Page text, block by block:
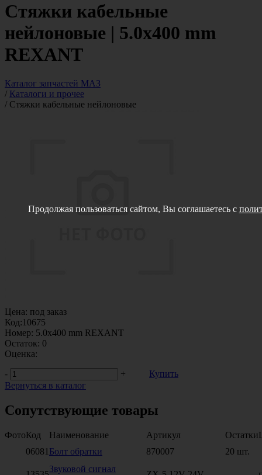
Стяжки кабельные
нейлоновые | 5.0х400 mm
REXANT
Каталог запчастей МАЗ
/ Каталоги и прочее
/ Стяжки кабельные нейлоновые
Цена: под заказ
Код:10675
Номер: 5.0х400 mm REXANT
Остаток: 0
Оценка:
-
+
Купить
Вернуться в каталог
Сопутствующие товары
ФотоКод Наименование Артикул Остатки
06081 Болт обратки 870007 20 шт.
Звуковой сигнал
Продолжая пользоваться сайтом, Вы соглашаетесь с